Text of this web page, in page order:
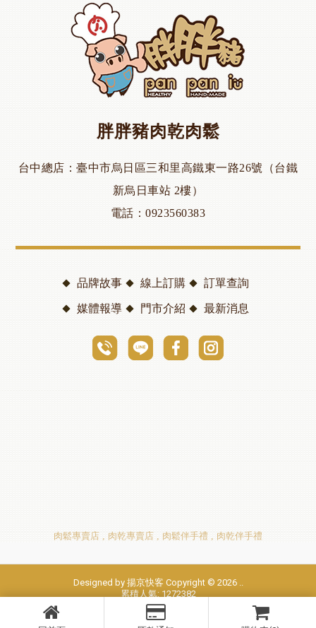
胖胖豬肉乾肉鬆
台中總店
臺中市烏日區三和里高鐵東一路26號（台鐵
新烏日車站 2樓）
電話
0923560383
品牌故事 線上訂購 訂單查詢
媒體報導 門市介紹 最新消息
肉鬆專賣店 肉乾專賣店 肉鬆伴手禮 肉乾伴手禮
Designed by 揚京快客 Copyright © 2026 ..
累積人氣: 1272382